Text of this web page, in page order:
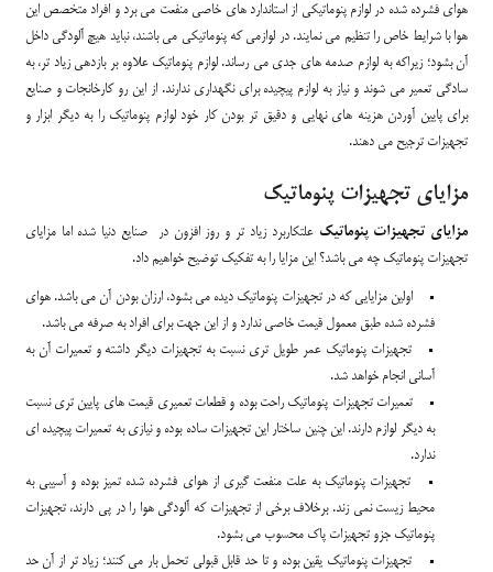
هوای فشرده شده در لوازم پنوماتیکی از استاندارد های خاصی منفعت می برد و افراد متخصص این
هوا با شرایط خاص را تنظیم می نمایند. در لوازمی که پنوماتیکی می باشند، نباید هیچ آلودگی داخل
آن بشود؛ زیراکه به لوازم صدمه های جدی می رساند. لوازم پنوماتیک علاوه بر بازدهی زیاد تر، به
سادگی تعمیر می شوند و نیاز به لوازم پیچیده برای نگهداری ندارند. از این رو کارخانجات و صنایع
برای پایین آوردن هزینه های نهایی و دقیق تر بودن کار خود لوازم پنوماتیک را به دیگر ابزار و
تجهیزات ترجیح می دهند.
مزایای تجهیزات پنوماتیک
مزایای تجهیزات پنوماتیک علتکاربرد زیاد تر و روز افزون در صنایع دنیا شده اما مزایای
تجهیزات پنوماتیک چه می باشد؟ این مزایا را به تفکیک توضیح خواهیم داد.
اولین مزایایی که در تجهیزات پنوماتیک دیده می بشود، ارزان بودن آن می باشد. هوای
فشرده شده طبق معمول قیمت خاصی ندارد و از این جهت برای افراد به صرفه می باشد.
تجهیزات پنوماتیک عمر طویل تری نسبت به تجهیزات دیگر داشته و تعمیرات آن به
آسانی انجام خواهد شد.
تعمیرات تجهیزات پنوماتیک راحت بوده و قطعات تعمیری قیمت های پایین تری نسبت
به دیگر لوازم دارند. این چنین ساختار این تجهیزات ساده بوده و نیازی به تعمیرات پیچیده ای
ندارد.
تجهیزات پنوماتیک به علت منفعت گیری از هوای فشرده شده تمیز بوده و آسیبی به
محیط زیست نمی زند. برخلاف برخی از تجهیزات که آلودگی هوا را در پی دارند، تجهیزات
پنوماتیک جزو تجهیزات پاک محسوب می بشود.
تجهیزات پنوماتیک یقین بوده و تا حد قابل قبولی تحمل بار می کنند؛ زیاد تر از آن حد